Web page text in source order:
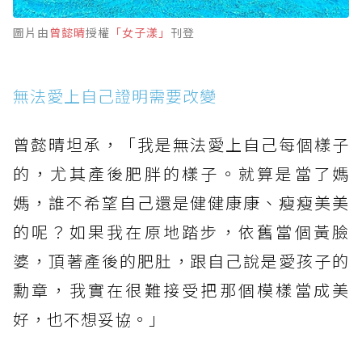
圖片由 曾懿晴授權 「女子漾」 刊登
無法愛上自己證明需要改變
曾懿晴坦承，「我是無法愛上自己每個樣子
的，尤其產後肥胖的樣子。就算是當了媽
媽，誰不希望自己還是健健康康、瘦瘦美美
的呢？如果我在原地踏步，依舊當個黃臉
婆，頂著產後的肥肚，跟自己說是愛孩子的
勳章，我實在很難接受把那個模樣當成美
好，也不想妥協。」